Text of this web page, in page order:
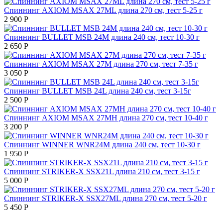
Спиннинг AXIOM MSAX 27ML длина 270 см, тест 5-25 г
2 900 Р
Спиннинг BULLET MSB 24M длина 240 см, тест 10-30 г
2 650 Р
Спиннинг AXIOM MSAX 27M длина 270 см, тест 7-35 г
3 050 Р
Спиннинг BULLET MSB 24L длина 240 см, тест 3-15г
2 500 Р
Спиннинг AXIOM MSAX 27MH длина 270 см, тест 10-40 г
3 200 Р
Спиннинг WINNER WNR24M длина 240 см, тест 10-30 г
1 950 Р
Спиннинг STRIKER-X SSX21L длина 210 см, тест 3-15 г
5 000 Р
Спиннинг STRIKER-X SSX27ML длина 270 см, тест 5-20 г
5 450 Р